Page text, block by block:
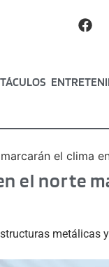
el clima
el norte
metálicas